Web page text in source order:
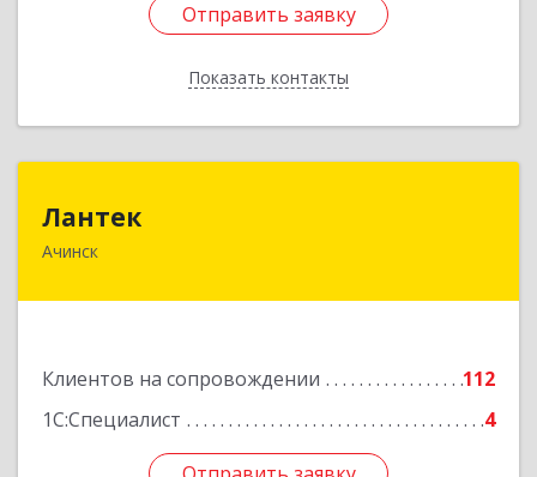
Отправить заявку
Показать контакты
Отправить заявку
Назад
Лантек
Ачинск
Клиентов на сопровождении
112
1С:Специалист
4